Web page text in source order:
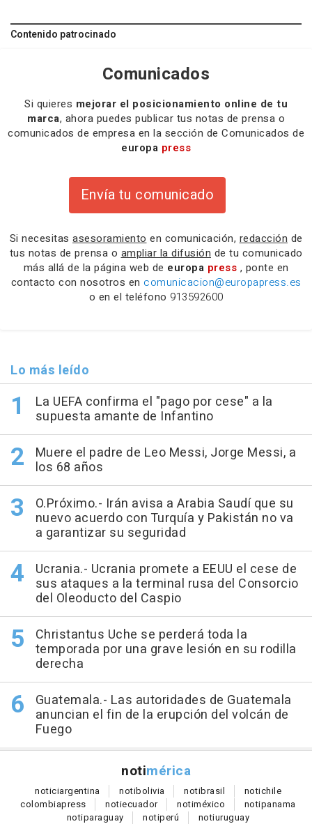
Contenido patrocinado
Comunicados
Si quieres mejorar el posicionamiento online de tu
marca, ahora puedes publicar tus notas de prensa o
comunicados de empresa en la sección de Comunicados de
europa press
Envía tu comunicado
Si necesitas asesoramiento en comunicación, redacción de
tus notas de prensa o ampliar la difusión de tu comunicado
más allá de la página web de europa press , ponte en
contacto con nosotros en comunicacion@europapress.es
o en el teléfono 913592600
Lo más leído
La UEFA confirma el "pago por cese" a la
supuesta amante de Infantino
Muere el padre de Leo Messi, Jorge Messi, a
los 68 años
O.Próximo.- Irán avisa a Arabia Saudí que su
nuevo acuerdo con Turquía y Pakistán no va
a garantizar su seguridad
Ucrania.- Ucrania promete a EEUU el cese de
sus ataques a la terminal rusa del Consorcio
del Oleoducto del Caspio
Christantus Uche se perderá toda la
temporada por una grave lesión en su rodilla
derecha
Guatemala.- Las autoridades de Guatemala
anuncian el fin de la erupción del volcán de
Fuego
notimérica
noticiargentina notibolivia notibrasil notichile
colombiapress notiecuador notiméxico notipanama
notiparaguay notiperú notiuruguay